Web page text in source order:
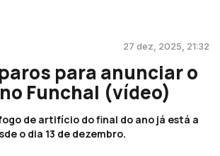
27 dez, 2025, 21:32
para anunciar o
Funchal (vídeo)
de artifício do final do ano já está a
o dia 13 de dezembro.